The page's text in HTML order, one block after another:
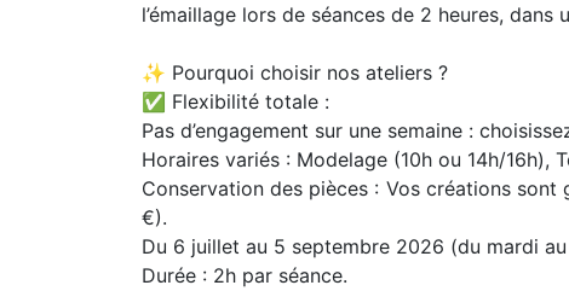
l’émaillage lors de séances de 2 heures,
✨ Pourquoi choisir nos ateliers ?
✅ Flexibilité totale :
Pas d’engagement sur une semaine :
Horaires variés : Modelage (10h ou 14h/16h),
Conservation des pièces : Vos créations
€).
Du 6 juillet au 5 septembre 2026 (du mardi
Durée : 2h par séance.